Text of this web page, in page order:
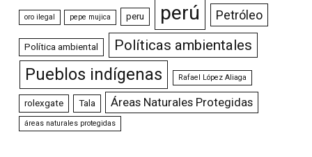
oro ilegal pepe mujica peru perú Petróleo
Política ambiental Políticas ambientales
Pueblos indígenas Rafael López Aliaga
rolexgate Tala Áreas Naturales Protegidas
áreas naturales protegidas